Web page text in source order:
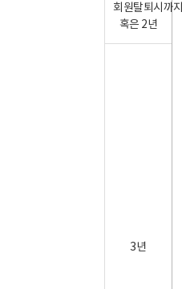
회원탈퇴시까
혹은 2년
3년